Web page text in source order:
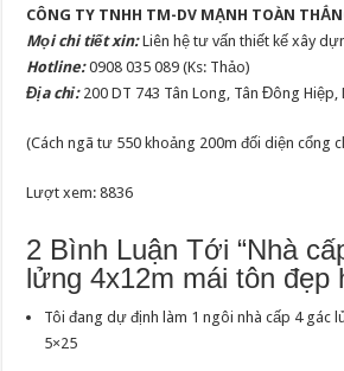
CÔNG TY TNHH TM-DV MẠNH TOÀN
Mọi chi tiết xin:Liên hệ tư vấn thiết kế xây
Hotline:0908 035 089 (Ks: Thảo)
Địa chỉ:200 DT 743 Tân Long, Tân Đông
(Cách ngã tư 550 khoảng 200m đối diện cổng
Lượt xem: 8836
2 Bình Luận Tới “Nhà
lửng 4x12m mái tôn đẹp
Tôi đang dự định làm 1 ngôi nhà cấp 4 gác
5×25